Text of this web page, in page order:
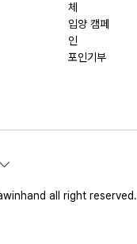
체
입양 캠페
인
포인기부
all right reserved.